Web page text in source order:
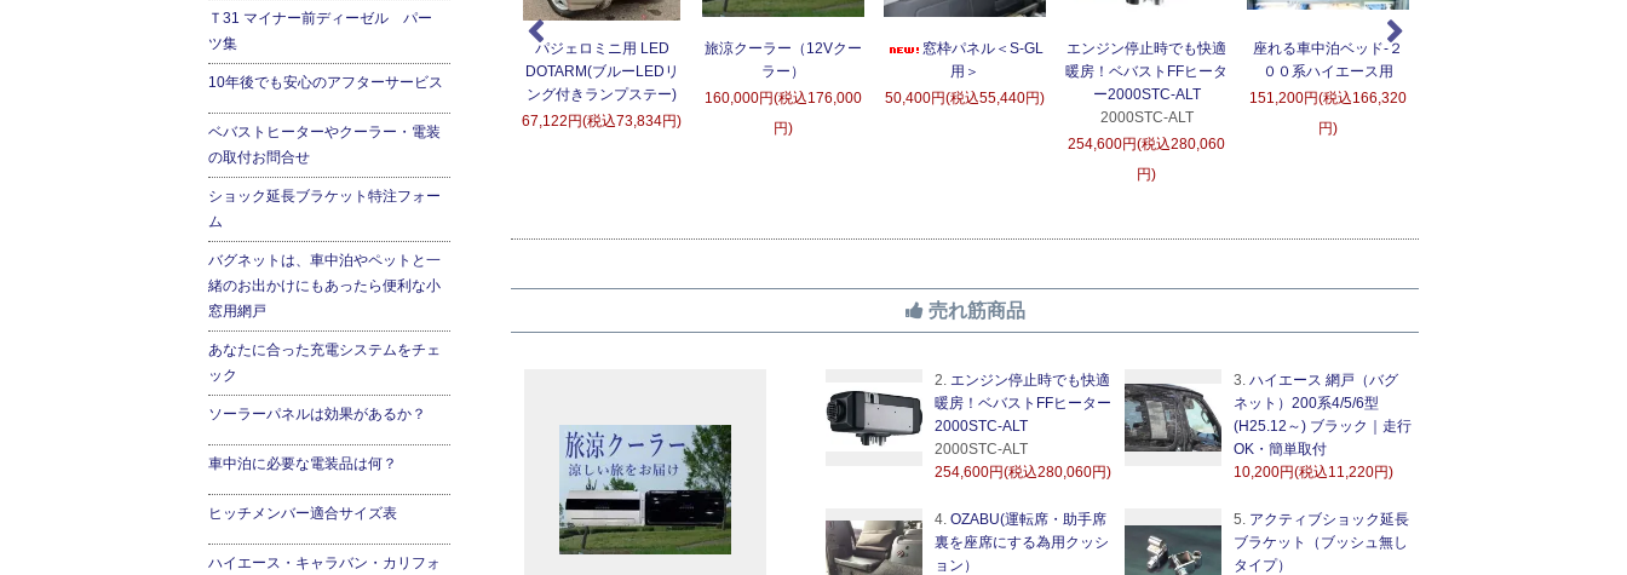
座れる車中泊ベッド-２
００系ハイエース用
円)
用フィルター
パジェロミニ用 LED
DOTARM(ブルーLEDリ
ング付きランプステー)
67,122円(税込73,834円)
旅涼クーラー（12Vクー
ラー）
160,000円(税込176,000
円)
窓枠パネル＜S-GL
用＞
50,400円(税込55,440円)
エンジン停止時でも快適
暖房！ベバストFFヒータ
ー2000STC-ALT
2000STC-ALT
254,600円(税込280,060
円)
座れる車中泊ベッド-２
００系ハイエース用
151,200円(税込166,320
円)
売れ筋商品
2.エンジン停止時でも快適
暖房！ベバストFFヒーター
2000STC-ALT
2000STC-ALT
254,600円(税込280,060円)
3. ハイエース 網戸（バグ
ネット）200系4/5/6型
(H25.12～) ブラック｜走行
OK・簡単取付
10,200円(税込11,220円)
4.OZABU(運転席・助手席
裏を座席にする為用クッシ
ョン）
5. アクティブショック延長
ブラケット（ブッシュ無し
タイプ）
Ｔ31 マイナー前ディーゼル パー
ツ集
10年後でも安心のアフターサービス
ベバストヒーターやクーラー・電装
の取付お問合せ
ショック延長ブラケット特注フォー
ム
バグネットは、車中泊やペットと一
緒のお出かけにもあったら便利な小
窓用網戸
あなたに合った充電システムをチェ
ック
ソーラーパネルは効果があるか？
車中泊に必要な電装品は何？
ヒッチメンバー適合サイズ表
ハイエース・キャラバン・カリフォ